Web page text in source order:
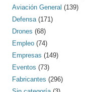
Aviación General (139)
Defensa(171)
Drones (68)
Empleo (74)
Empresas (149)
Eventos (73)
Fabricantes (296)